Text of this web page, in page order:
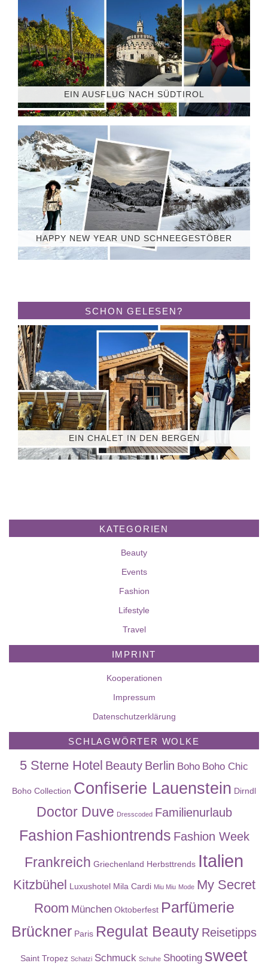
EIN AUSFLUG NACH SÜDTIROL
HAPPY NEW YEAR UND SCHNEEGESTÖBER
SCHON GELESEN?
EIN CHALET IN DEN BERGEN
KATEGORIEN
Beauty
Events
Fashion
Lifestyle
Travel
IMPRINT
Kooperationen
Impressum
Datenschutzerklärung
SCHLAGWÖRTER WOLKE
5 Sterne Hotel Beauty Berlin Boho Boho Chic
Boho Collection Confiserie Lauenstein Dirndl
Doctor Duve Dresscoded Familienurlaub
Fashion Fashiontrends Fashion Week
Frankreich Griechenland Herbsttrends Italien
Kitzbühel Luxushotel Mila Cardi Miu Miu Mode My Secret
Room München Oktoberfest Parfümerie
Brückner Paris Regulat Beauty Reisetipps
Saint Tropez Schatzi Schmuck Schuhe Shooting sweet